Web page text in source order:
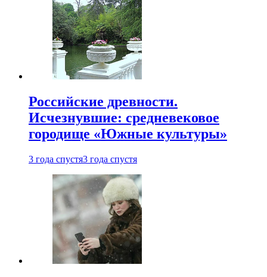
Российские древности.
Исчезнувшие: средневековое
городище «Южные культуры»
3 года спустя3 года спустя